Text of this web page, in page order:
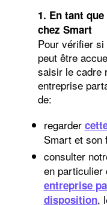
1. En tant
chez Smart
Pour vérifier
peut être
saisir le cadre
entreprise
de:
regarder
Smart et son
consulter
en particulier
entreprise
disposition,